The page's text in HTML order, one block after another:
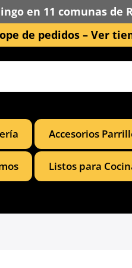
en 11 comunas de
de pedidos – Ver
Accesorios
Listos para